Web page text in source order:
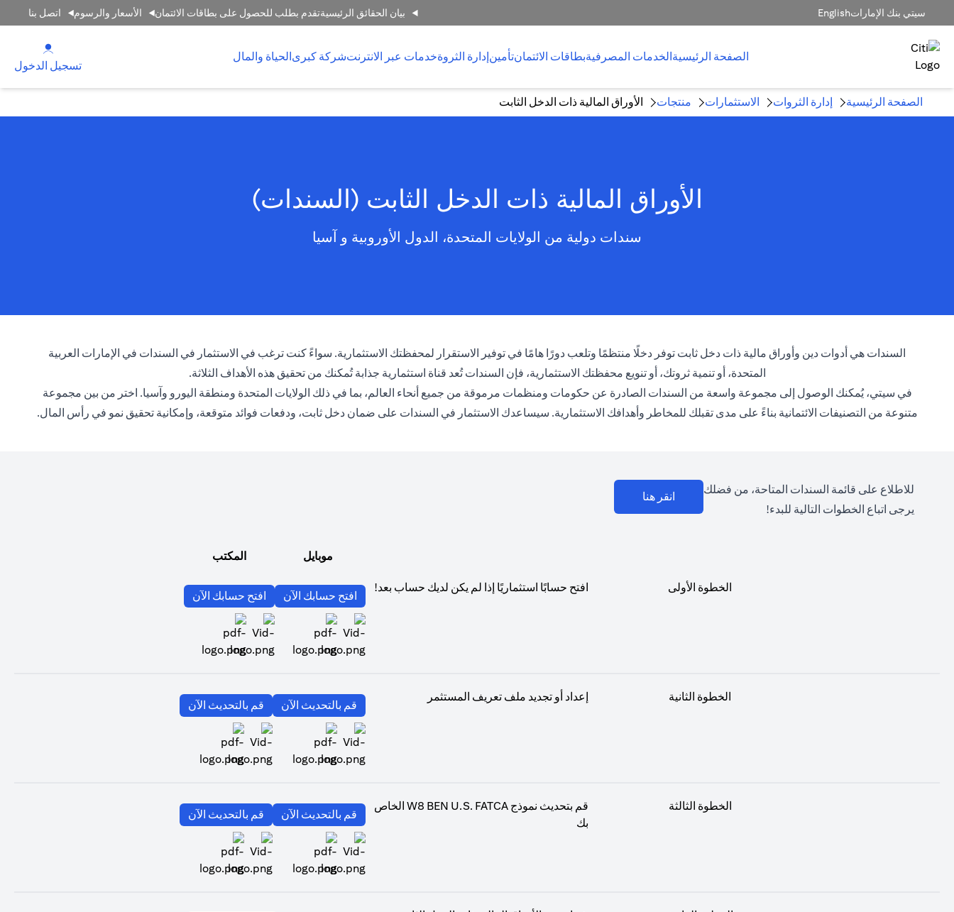
سيتي بنك الإماراتEnglish بيان الحقائق الرئيسيةتقدم بطلب للحصول على بطاقات الائتمان الأسعار والرسوم اتصل بنا
الصفحة الرئيسيةالخدمات المصرفيةبطاقات الائتمانتأمينإدارة الثروةخدمات عبر الانترنتشركة كبرىالحياة والمال
تسجيل الدخول
الصفحة الرئيسية إدارة الثروات الاستثمارات منتجات الأوراق المالية ذات الدخل الثابت
الأوراق المالية ذات الدخل الثابت (السندات)
سندات دولية من الولايات المتحدة، الدول الأوروبية و آسيا
السندات هي أدوات دين وأوراق مالية ذات دخل ثابت توفر دخلًا منتظمًا وتلعب دورًا هامًا في توفير الاستقرار لمحفظتك الاستثمارية. سواءً كنت ترغب في الاستثمار في السندات في الإمارات العربية
المتحدة، أو تنمية ثروتك، أو تنويع محفظتك الاستثمارية، فإن السندات تُعد قناة استثمارية جذابة تُمكنك من تحقيق هذه الأهداف الثلاثة.
في سيتي، يُمكنك الوصول إلى مجموعة واسعة من السندات الصادرة عن حكومات ومنظمات مرموقة من جميع أنحاء العالم، بما في ذلك الولايات المتحدة ومنطقة اليورو وآسيا. اختر من بين مجموعة
متنوعة من التصنيفات الائتمانية بناءً على مدى تقبلك للمخاطر وأهدافك الاستثمارية. سيساعدك الاستثمار في السندات على ضمان دخل ثابت، ودفعات فوائد متوقعة، وإمكانية تحقيق نمو في رأس المال.
للاطلاع على قائمة السندات المتاحة، من فضلك
يرجى اتباع الخطوات التالية للبدء!
انقر هنا
موبايل المكتب
الخطوة الأولى افتح حسابًا استثماريًا إذا لم يكن لديك حساب بعد!
افتح حسابك الآن افتح حسابك الآن
الخطوة الثانية إعداد أو تجديد ملف تعريف المستثمر
قم بالتحديث الآن قم بالتحديث الآن
الخطوة الثالثة
قم بتحديث نموذج W8 BEN U.S. FATCA الخاص
بك
قم بالتحديث الآن قم بالتحديث الآن